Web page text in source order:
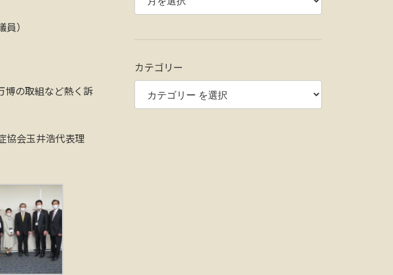
）
博の取組など熱く訴
協会玉井浩代表理
カテゴリー